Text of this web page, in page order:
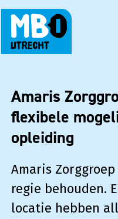
Amaris
flexibele
opleiding
Amaris
regie behouden.
locatie hebben